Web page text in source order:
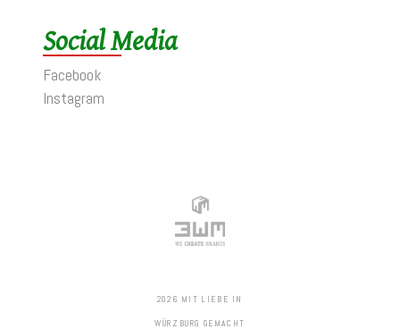
Social Media
Facebook
Instagram
2026 MIT LIEBE IN
WÜRZBURG GEMACHT